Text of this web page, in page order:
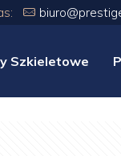
Szkieletowe